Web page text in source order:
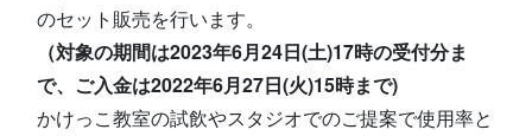
のセット販売を行います。
（対象の期間は2023年6月24日(土)17時の受付分ま
で、ご入金は2022年6月27日(火)15時まで)
かけっこ教室の試飲やスタジオでのご提案で使用率と